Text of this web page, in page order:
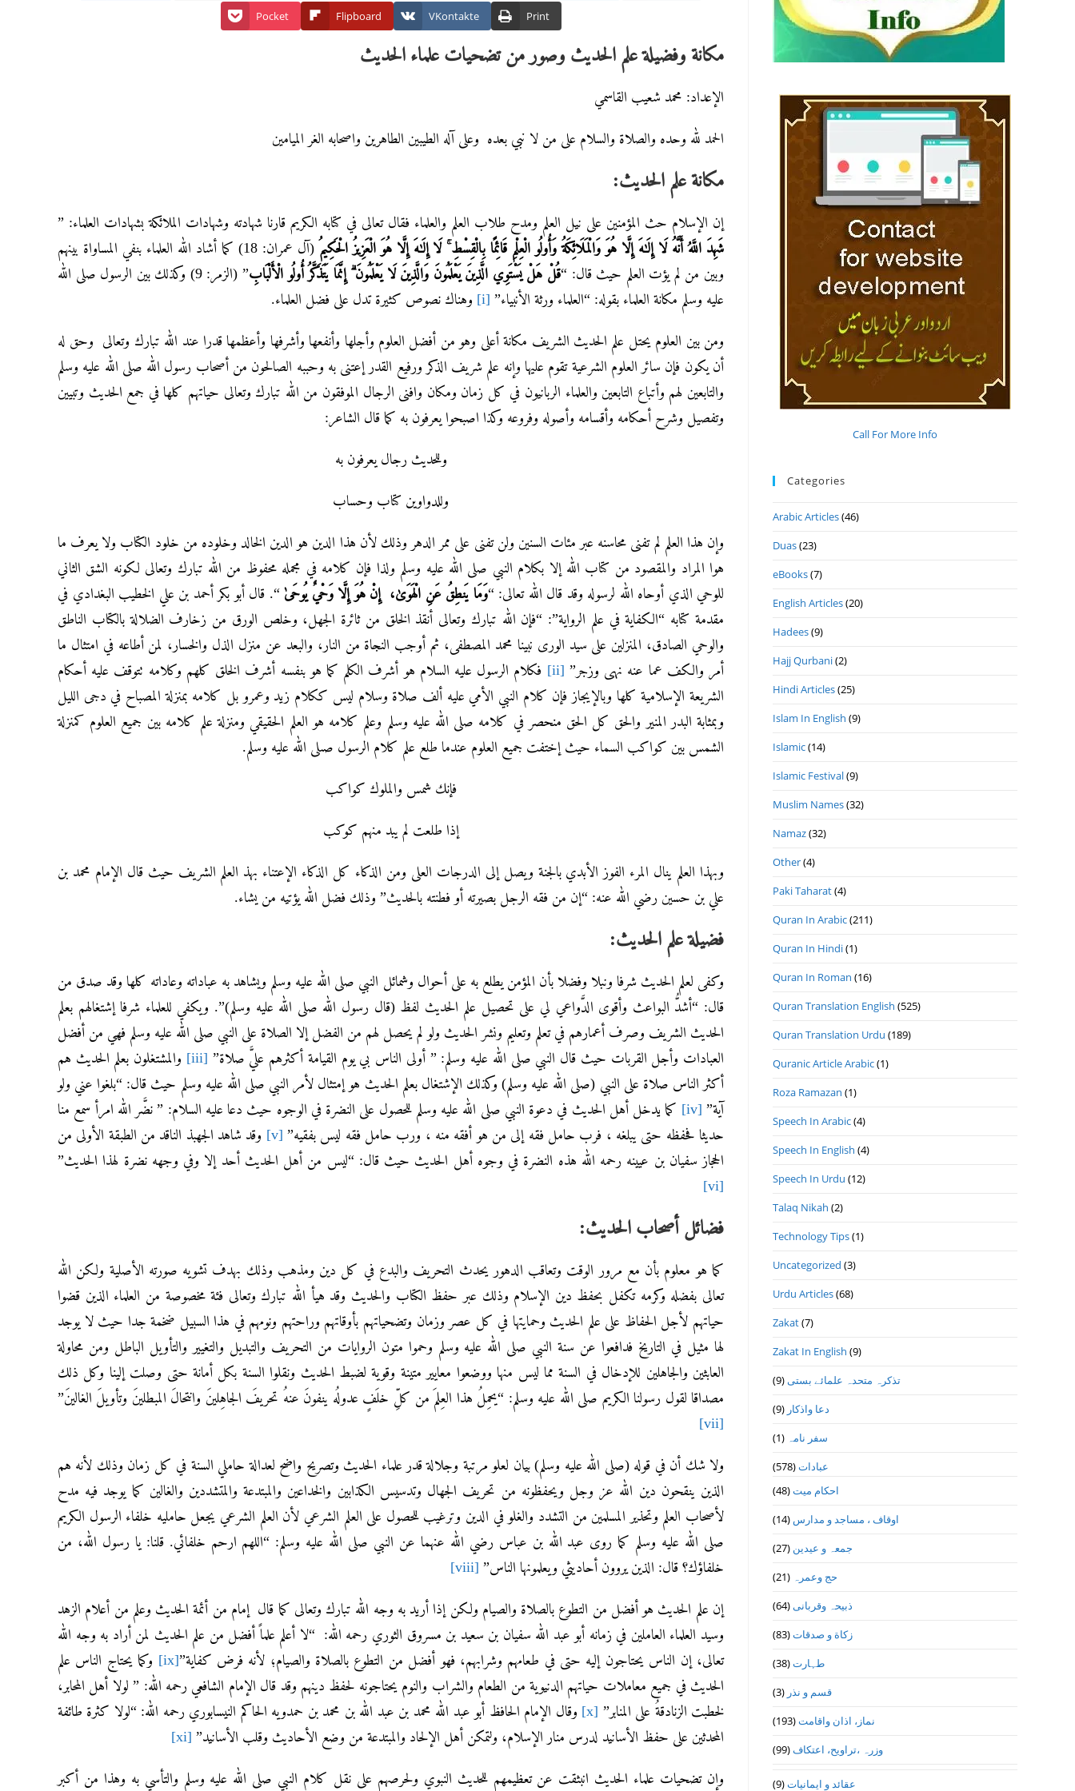
Pocket Flipboard VKontakte Print
مكانة وفضيلة علم الحديث وصور من تضحيات علماء الحديث
الإعداد: محمد شعيب القاسمي
الحمد لله وحده والصلاة والسلام على من لا نبي بعده وعلى آله الطيبين الطاهرين واصحابه الغر الميامين
مكانة علم الحديث:
إن الإسلام حث المؤمنين على نيل العلم ومدح طلاب العلم والعلماء فقال تعالى في كتابه الكريم قارنا شهادته وشهادات الملائكة بشهادات العلماء: ”
شَهِدَ اللَّهُ أَنَّهُ لَا إِلَٰهَ إِلَّا هُوَ وَالْمَلَائِكَةُ وَأُولُو الْعِلْمِ قَائِمًا بِالْقِسْطِ لَا إِلَٰهَ إِلَّا هُوَ الْعَزِيزُ الْحَكِيمُ
(آل عمران: 18) كما أشاد الله العلماء بنفي المساواة بينهم
وبين من لم يؤت العلم حيث قال: “قُلْ هَلْ يَسْتَوِي الَّذِينَ يَعْلَمُونَ وَالَّذِينَ لَا يَعْلَمُونَ إِنَّمَا يَتَذَكَّرُ أُولُو الْأَلْبَابِ
” (الزمر: 9) وكذلك بين الرسول صلى الله
عليه وسلم مكانة العلماء بقوله: “العلماء ورثة الأنبياء” [i] وهناك نصوص كثيرة تدل على فضل العلماء.
ومن بين العلوم يحتل علم الحديث الشريف مكانة أعلى وهو من أفضل العلوم وأجلها وأنفعها وأشرفها وأعظمها قدرا عند الله تبارك وتعالى وحق له
أن يكون فإن سائر العلوم الشرعية تقوم عليها وإنه علم شريف الذكر ورفيع القدر إعتنى به وحببه الصالحون من أصحاب رسول الله صلى الله عليه وسلم
والتابعين لهم وأتباع التابعين والعلماء الربانيون في كل زمان ومكان وافنى الرجال الموفقون من الله تبارك وتعالى حياتهم كلها في جمع الحديث وتبيين
وتفصيل وشرح أحكامه وأقسامه وأصوله وفروعه وكذا اصبحوا يعرفون به كما قال الشاعر:
وللحديث رجال يعرفون به
وللدواوين كتاب وحساب
وإن هذا العلم لم تفنى محاسنه عبر مئات السنين ولن تفنى على ممر الدهر وذلك لأن هذا الدين هو الدين الخالد وخلوده من خلود الكتاب ولا يعرف ما
هوا المراد والمقصود من كتاب الله إلا بكلام النبي صلى الله عليه وسلم ولذا فإن كلامه في مجمله محفوظ من الله تبارك وتعالى لكونه الشق الثاني
للوحي الذي أوحاه الله لرسوله وقد قال الله تعالى: “وَمَا يَنطِقُ عَنِ الْهَوَىٰ، إِنْ هُوَ إِلَّا وَحْيٌ يُوحَىٰ “. قال أبو بكر أحمد بن علي الخطيب البغدادي في
مقدمة كتابه “الكفاية في علم الرواية”: “فإن الله تبارك وتعالى أنقذ الخلق من ثائرة الجهل، وخلص الورق من زخارف الضلالة بالكتاب الناطق
والوحي الصادق، المنزلين على سيد الورى نبينا محمد المصطفى، ثم أوجب النجاة من النار، والبعد عن منزل الذل والخسار، لمن أطاعه في امتثال ما
أمر والكف عما عنه نهى وزجر” [ii]
فكلام الرسول عليه السلام هو أشرف الكلم كما هو بنفسه أشرف الخلق كلهم وكلامه تتوقف عليه أحكام
الشريعة الإسلامية كلها وبالإيجاز فإن كلام النبي الأمي عليه ألف صلاة وسلام ليس ككلام زيد وعمرو بل كلامه بمنزلة المصباح في دجى الليل
وبمثابة البدر المنير والحق كل الحق منحصر في كلامه صلى الله عليه وسلم وعلم كلامه هو العلم الحقيقي ومنزلة علم كلامه بين جميع العلوم كمنزلة
الشمس بين كواكب السماء حيث إختفت جميع العلوم عندما طلع علم كلام الرسول صىلى الله عليه وسلم.
فإنك شمس والملوك كواكب
إذا طلعت لم يبد منهم كوكب
وبهذا العلم ينال المرء الفوز الأبدي بالجنة ويصل إلى الدرجات العلى ومن الذكاء كل الذكاء الإعتناء بهذ العلم الشريف حيث قال الإمام محمد بن
علي بن حسين رضي الله عنه: “إن من فقه الرجل بصيرته أو فطنته بالحديث” وذلك فضل الله يؤتيه من يشاء.
فضيلة علم الحديث:
وكفى لعلم الحديث شرفا ونبلا وفضلا بأن المؤمن يطلع به على أحوال وشمائل النبي صلى الله عليه وسلم ويشاهد به عباداته وعاداته كلها وقد صدق من
قال: “أشدُّ البواعث وأقوى الدَّواعي لي على تحصيل علم الحديث لفظ (قال رسول الله صلى الله عليه وسلم)”. ويكفي للعلماء شرفا إشتغالهم بعلم
الحديث الشريف وصرف أعمارهم في تعلم وتعليم ونشر الحديث ولو لم يحصل لهم من الفضل إلا الصلاة على النبي صلى الله عليه وسلم فهي من أفضل
العبادات وأجل القربات حيث قال النبي صلى الله عليه وسلم: ” أولى الناس بي يوم القيامة أكثرهم عليَّ صلاة” [iii]
والمشتغلون بعلم الحديث هم
أكثر الناس صلاة على النبي (صلى الله عليه وسلم) وكذلك الإشتغال بعلم الحديث هو إمتثال لأمر النبي صلى الله عليه وسلم حيث قال: “بلغوا عني ولو
آية” [iv]
كما يدخل أهل الحديث في دعوة النبي صلى الله عليه وسلم للحصول على النضرة في الوجوه حيث دعا عليه السلام: ” نضَّر الله امرأ سمع منا
حديثا فحفظه حتى يبلغه ، فرب حامل فقه إلى من هو أفقه منه ، ورب حامل فقه ليس بفقيه” [v]
وقد شاهد الجهبذ الناقد من الطبقة الأولى من
الحجاز سفيان بن عيينه رحمه الله هذه النضرة في وجوه أهل الحديث حيث قال: “ليس من أهل الحديث أحد إلا وفي وجهه نضرة لهذا الحديث”
[vi]
فضائل أصحاب الحديث:
كما هو معلوم بأن مع مرور الوقت وتعاقب الدهور يحدث التحريف والبدع في كل دين ومذهب وذلك بهدف تشويه صورته الأصلية ولكن الله
تعالى بفضله وكرمه تكفل بحفظ دين الإسلام وذلك عبر حفظ الكتاب والحديث وقد هيأ الله تبارك وتعالى فئة مخصوصة من العلماء الذين قضوا
حياتهم لأجل الحفاظ على علم الحديث وحمايتها في كل عصر وزمان وتضحياتهم بأوقاتهم وراحتهم ونومهم في هذا السبيل ضخمة جدا حيث لا يوجد
لها مثيل في التاريخ فدافعوا عن سنة النبي صلى الله عليه وسلم وحموا متون الروايات من التحريف والتبديل والتغيير والتأويل الباطل ومن محاولة
العابثين والجاهلين للإدخال في السنة مما ليس منها ووضعوا معايير متينة وقوية لضبط الحديث ونقلوا السنة بكل أمانة حتى وصلت إلينا وكل ذلك
مصداقا لقول رسولنا الكريم صلى الله عليه وسلم: “يحمِلُ هذا العِلمَ من كلِّ خلَفٍ عدولُه ينفونَ عنهُ تحريفَ الجاهِلينَ وانتحالَ المبطلينَ وتأويلَ الغالينَ”
[vii]
ولا شك أن في قوله (صلى الله عليه وسلم) بيان لعلو مرتبة وجلالة قدر علماء الحديث وتصريح واضح لعدالة حاملي السنة في كل زمان وذلك لأنه هم
الذين ينقحون دين الله عز وجل ويحفظونه من تحريف الجهال وتدسيس الكذابين والخداعين والمبتدعة والمتشددين والغالين كما يوجد فيه مدح
لأصحاب العلم وتحذير المسلمين من التشدد والغلو في الدين وترغيب للحصول على العلم الشرعي لأن العلم الشرعي يجعل حامليه خلفاء الرسول الكريم
صلى الله عليه وسلم كما روى عبد الله بن عباس رضي الله عنهما عن النبي صلى الله عليه وسلم: “اللهم ارحم خلفائي. قلنا: يا رسول الله، من
خلفاؤك؟ قال: الذين يروون أحاديثي ويعلمونها الناس” [viii]
إن علم الحديث هو أفضل من التطوع بالصلاة والصيام ولكن إذا أريد به وجه الله تبارك وتعالى كما قال إمام من أئمة الحديث وعلم من أعلام الزهد
وسيد العلماء العاملين في زمانه أبو عبد الله سفيان بن سعيد بن مسروق الثوري رحمه الله: “لا أعلم علماً أفضل من علم الحديث لمن أراد به وجه الله
تعالى، إن الناس يحتاجون إليه حتى في طعامهم وشرابهم، فهو أفضل من التطوع بالصلاة والصيام؛ لأنه فرض كفاية”[ix]
وكما يحتاج الناس علم
الحديث في جميع معاملات حياتهم الدنيوية من الطعام والشراب والنوم يحتاجونه لحفظ دينهم وقد قال الإمام الشافعي رحمه الله: ” لولا أهل المحابر،
لخطبت الزنادقةُ على المنابر” [x]
وقال الإمام الحافظ أبو عبد الله محمد بن عبد الله بن محمد بن حمدويه الحاكم النيسابوري رحمه الله: “لولا كثرة طائفة
المحدثين على حفظ الأسانيد لدرس منار الإسلام، ولتمكن أهل الإلحاد والمبتدعة من وضع الأحاديث وقلب الأسانيد” [xi]
وإن تضحيات علماء الحديث انبثقت عن تعظيمهم للحديث النبوي ولحرصهم على نقل كلام النبي صلى الله عليه وسلم والتأسي به وهذا من أكبر
Call For More Info
Categories
Arabic Articles(46)
Duas(23)
eBooks(7)
English Articles(20)
Hadees(9)
Hajj Qurbani(2)
Hindi Articles(25)
Islam In English (9)
Islamic(14)
Islamic Festival(9)
Muslim Names(32)
Namaz(32)
Other(4)
Paki Taharat(4)
Quran In Arabic(211)
Quran In Hindi(1)
Quran In Roman (16)
Quran Translation English (525)
Quran Translation Urdu (189)
Quranic Article Arabic(1)
Roza Ramazan (1)
Speech In Arabic(4)
Speech In English (4)
Speech In Urdu (12)
Talaq Nikah (2)
Technology Tips(1)
Uncategorized (3)
Urdu Articles(68)
Zakat(7)
Zakat In English (9)
تذكرہ متحدہ علمائے بستى(9)
دعا واذكار (9)
سفر نامہ (1)
عبادات(578)
احکام میت(48)
اوقاف ، مساجد و مدارس (14)
جمعہ و عیدین (27)
حج وعمرہ (21)
ذبیحہ وقربانی(64)
زکاة و صدقات(83)
طہارت(38)
قسم و نذر (3)
نماز، اذان واقامت(193)
وزرہ ،تراويح، اعتكاف(99)
عقائد و ایمانیات(9)